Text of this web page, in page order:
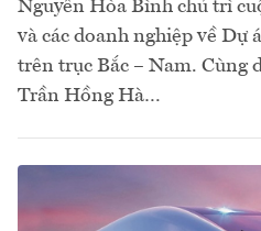
Nguyễn Hòa Bình chủ trì
và các doanh nghiệp về Dự
trên trục Bắc – Nam. Cùng
Trần Hồng Hà…